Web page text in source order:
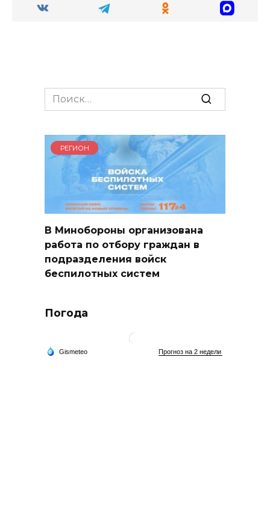
Search
for:
РЕГИОН
В Минобороны организована
работа по отбору граждан в
подразделения войск
беспилотных систем
Погода